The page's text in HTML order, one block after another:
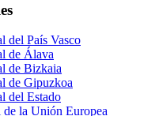
del País Vasco
de Álava
de Bizkaia
de Gipuzkoa
del Estado
la Unión Europea